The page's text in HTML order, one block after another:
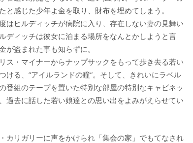
感じた少年よ金を取り、財布を埋めてしまう。
はヒルディッチが病院に入り、存在しない妻の見舞い
ディッチは彼女に泊まる場所をなんとかしようと言
盗まれた事も知らずに。
ス・マイナーからナップサックをもって歩き去る若い
る、”アイルランドの瞳”。そして、きれいにラベル
番組のテープを置いた特別な部屋の特別なキャビネッ
過去に話した若い娘達との思い出をよみがえらせてい
カリガリーに声をかけられ「集会の家」でもてなされ